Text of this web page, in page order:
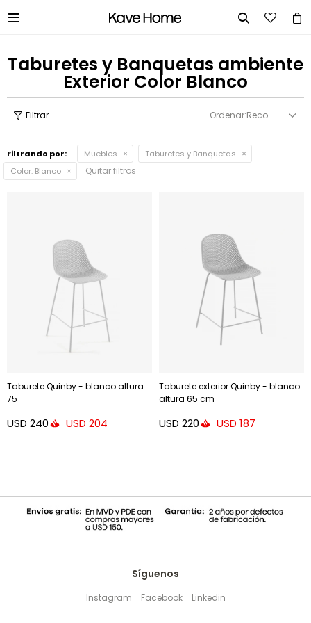
 
Taburetes y Banquetas ambiente
Exterior Color Blanco
Recomendados
Filtrando por: Muebles
Taburetes y Banquetas
Color: Blanco Quitar filtros
Taburete Quinby - blanco altura
75
USD 240 USD 204
Taburete exterior Quinby - blanco
altura 65 cm
USD 220 USD 187
Síguenos
Instagram Facebook Linkedin